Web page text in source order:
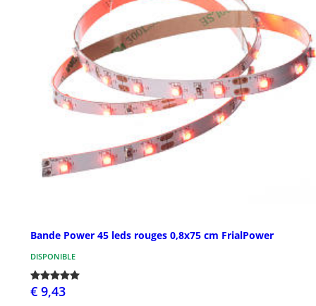
Bande Power 45 leds rouges 0,8x75 cm FrialPower
DISPONIBLE
€ 9,43